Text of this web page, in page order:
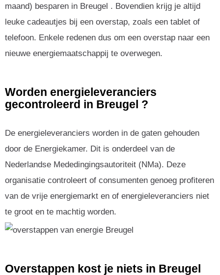
maand) besparen in Breugel . Bovendien krijg je altijd
leuke cadeautjes bij een overstap, zoals een tablet of
telefoon. Enkele redenen dus om een overstap naar een
nieuwe energiemaatschappij te overwegen.
Worden energieleveranciers
gecontroleerd in Breugel ?
De energieleveranciers worden in de gaten gehouden
door de Energiekamer. Dit is onderdeel van de
Nederlandse Mededingingsautoriteit (NMa). Deze
organisatie controleert of consumenten genoeg profiteren
van de vrije energiemarkt en of energieleveranciers niet
te groot en te machtig worden.
Overstappen kost je niets in Breugel